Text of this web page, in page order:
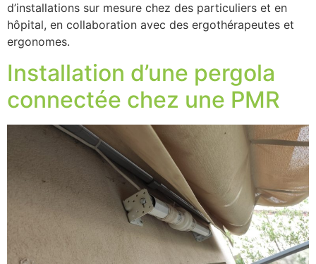
d’installations sur mesure chez des particuliers et en
hôpital, en collaboration avec des ergothérapeutes et
ergonomes.
Installation d’une pergola
connectée chez une PMR